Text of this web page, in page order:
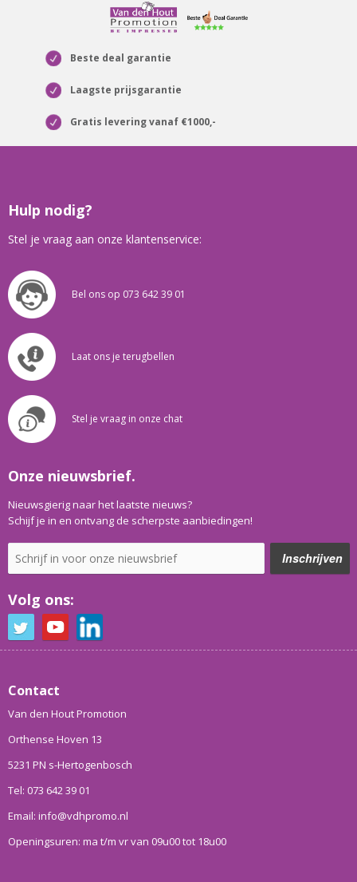
Beste deal garantie
Laagste prijsgarantie
Gratis levering vanaf €1000,-
Hulp nodig?
Stel je vraag aan onze klantenservice:
Bel ons op 073 642 39 01
Laat ons je terugbellen
Stel je vraag in onze chat
Onze nieuwsbrief.
Nieuwsgierig naar het laatste nieuws?
Schijf je in en ontvang de scherpste aanbiedingen!
Volg ons:
Contact
Van den Hout Promotion
Orthense Hoven 13
5231 PN s-Hertogenbosch
Tel: 073 642 39 01
Email: info@vdhpromo.nl
Openingsuren: ma t/m vr van 09u00 tot 18u00